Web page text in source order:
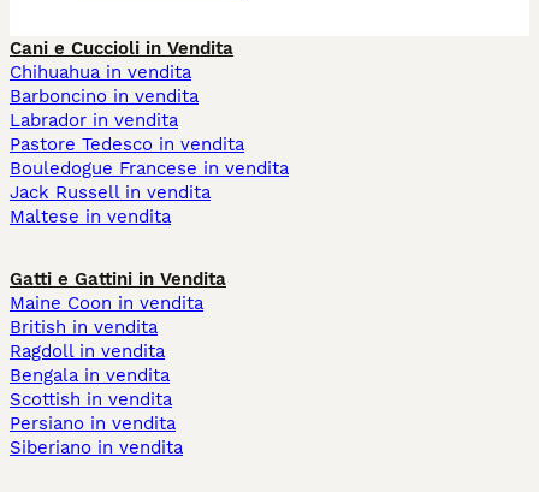
Cani e Cuccioli in Vendita
Chihuahua in vendita
Barboncino in vendita
Labrador in vendita
Pastore Tedesco in vendita
Bouledogue Francese in vendita
Jack Russell in vendita
Maltese in vendita
Gatti e Gattini in Vendita
Maine Coon in vendita
British in vendita
Ragdoll in vendita
Bengala in vendita
Scottish in vendita
Persiano in vendita
Siberiano in vendita